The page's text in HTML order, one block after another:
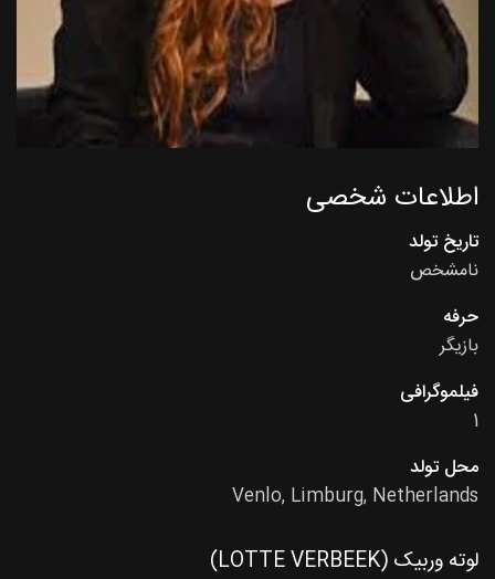
اطلاعات شخصی
تاریخ تولد
نامشخص
حرفه
بازیگر
فیلموگرافی
1
محل تولد
Venlo, Limburg, Netherlands
لوته وربیک (LOTTE VERBEEK)